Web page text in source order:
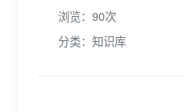
浏览：90次
分类：知识库